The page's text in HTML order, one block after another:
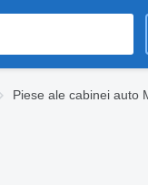
Piese ale cabinei auto